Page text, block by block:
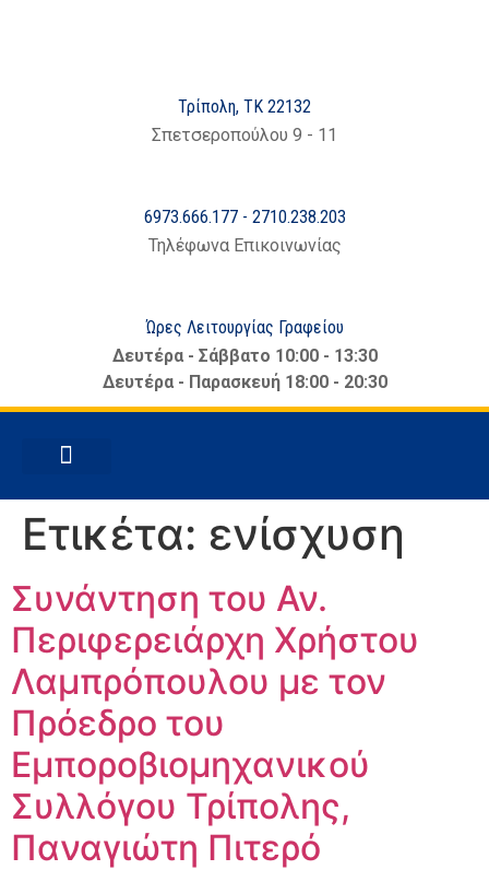
Τρίπολη, ΤΚ 22132
Σπετσεροπούλου 9 - 11
6973.666.177 - 2710.238.203
Τηλέφωνα Επικοινωνίας
Ώρες Λειτουργίας Γραφείου
Δευτέρα - Σάββατο 10:00 - 13:30
Δευτέρα - Παρασκευή 18:00 - 20:30
Ετικέτα: ενίσχυση
Συνάντηση του Αν.
Περιφερειάρχη Χρήστου
Λαμπρόπουλου με τον
Πρόεδρο του
Εμποροβιομηχανικού
Συλλόγου Τρίπολης,
Παναγιώτη Πιτερό